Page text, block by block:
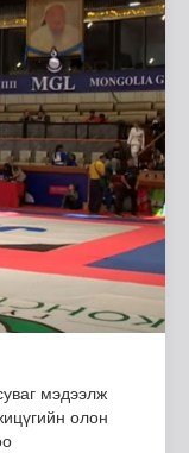
мэдээлж
олон